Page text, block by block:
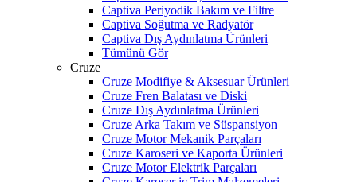
Captiva Periyodik Bakım ve Filtre
Captiva Soğutma ve Radyatör
Captiva Dış Aydınlatma Ürünleri
Tümünü Gör
Cruze
Cruze Modifiye & Aksesuar Ürünleri
Cruze Fren Balatası ve Diski
Cruze Dış Aydınlatma Ürünleri
Cruze Arka Takım ve Süspansiyon
Cruze Motor Mekanik Parçaları
Cruze Karoseri ve Kaporta Ürünleri
Cruze Motor Elektrik Parçaları